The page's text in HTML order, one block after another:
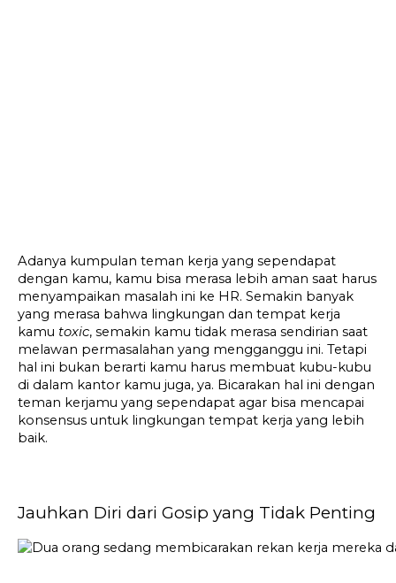
Adanya kumpulan teman kerja yang sependapat
dengan kamu, kamu bisa merasa lebih aman saat harus
menyampaikan masalah ini ke HR. Semakin banyak
yang merasa bahwa lingkungan dan tempat kerja
kamu toxic, semakin kamu tidak merasa sendirian saat
melawan permasalahan yang mengganggu ini. Tetapi
hal ini bukan berarti kamu harus membuat kubu-kubu
di dalam kantor kamu juga, ya. Bicarakan hal ini dengan
teman kerjamu yang sependapat agar bisa mencapai
konsensus untuk lingkungan tempat kerja yang lebih
baik.
Jauhkan Diri dari Gosip yang Tidak Penting